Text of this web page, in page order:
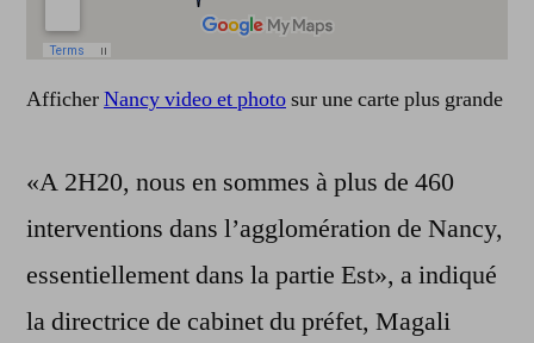
AfficherNancy video et photosur une carte plus grande
«A 2H20, nous en sommes à plus de 460
interventions dans l’agglomération de Nancy,
essentiellement dans la partie Est», a indiqué
la directrice de cabinet du préfet, Magali